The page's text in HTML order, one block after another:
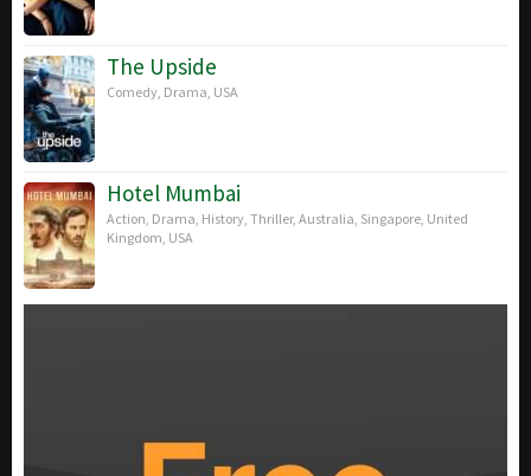
The Upside
Comedy Drama USA
Hotel Mumbai
Action Drama History Thriller, Australia Singapore United
Kingdom USA